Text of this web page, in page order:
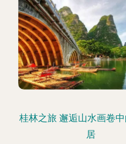
桂林之旅 邂逅山水画卷
居